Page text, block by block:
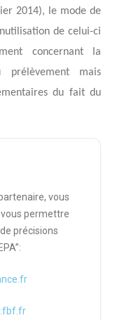
2014), le mode de
de celui-ci
concernant la
prélèvement mais
du fait du
vous
permettre
précisions